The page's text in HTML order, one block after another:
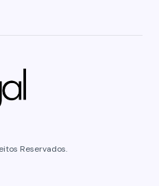
Reservados.